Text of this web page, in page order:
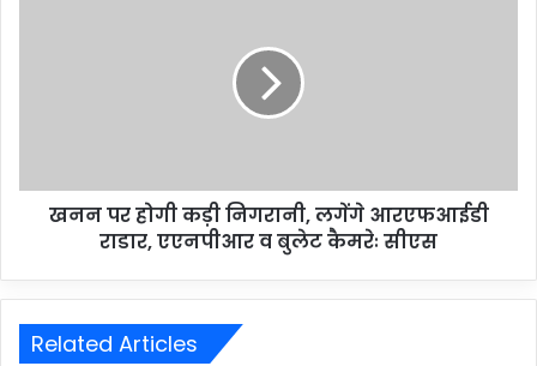
खनन पर होगी कड़ी निगरानी, लगेंगे आरएफआईडी
राडार, एएनपीआर व बुलेट कैमरेः सीएस
Related Articles